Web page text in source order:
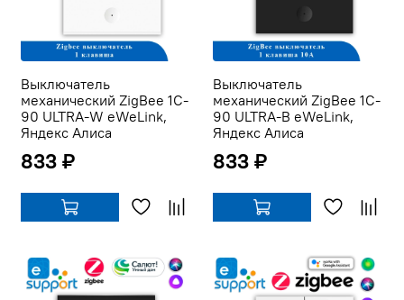
Выключатель
механический ZigBee 1C-
90 ULTRA-W eWeLink,
Яндекс Алиса
833 ₽
Выключатель
механический ZigBee 1C-
90 ULTRA-B eWeLink,
Яндекс Алиса
833 ₽